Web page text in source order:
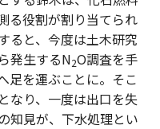
る役割が割り当てられ
ると、今度は土木研究
発生するN2O調査を手
足を運ぶことに。そこ
なり、一度は出口を失
知見が、下水処理とい